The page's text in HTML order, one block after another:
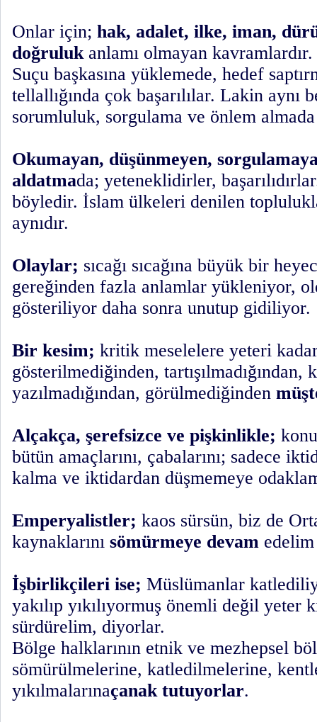
Onlar için; hak, adalet, ilke, iman,
doğruluk anlamı olmayan kavramlardır.
Suçu başkasına yüklemede, hedef
tellallığında çok başarılılar. Lakin aynı
sorumluluk, sorgulama ve önlem
Okumayan, düşünmeyen,
aldatmada; yeteneklidirler,
böyledir. İslam ülkeleri denilen
aynıdır.
Olaylar; sıcağı sıcağına büyük bir
gereğinden fazla anlamlar yükleniyor,
gösteriliyor daha sonra unutup gidiliyor.
Bir kesim; kritik meselelere yeteri
gösterilmediğinden, tartışılmadığından,
yazılmadığından, görülmediğinden
Alçakça, şerefsizce ve pişkinlikle;
bütün amaçlarını, çabalarını; sadece
kalma ve iktidardan düşmemeye
Emperyalistler; kaos sürsün, biz de
kaynaklarını sömürmeye devam
İşbirlikçileri ise; Müslümanlar
yakılıp yıkılıyormuş önemli değil yeter
sürdürelim, diyorlar.
Bölge halklarının etnik ve mezhepsel
sömürülmelerine, katledilmelerine,
yıkılmalarınaçanak tutuyorlar.